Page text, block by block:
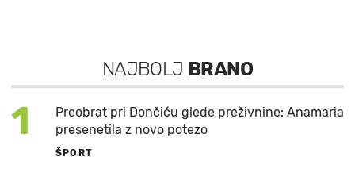
NAJBOLJ BRANO
1
Preobrat pri Dončiću glede preživnine: Anamaria
presenetila z novo potezo
ŠPORT